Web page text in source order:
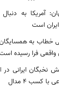
آمریکا به
است
خطاب به
واقعی فرا رسیده
نخبگان ایرانی در
کسب ۴ مدال